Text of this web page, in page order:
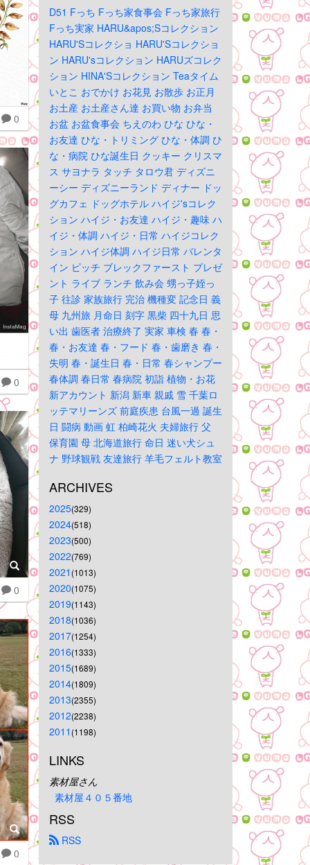
0
0
0
0
D51 Fっち Fっち家食事会 Fっち家旅行
Fっち実家 HARU&apos;Sコレクション
HARU'Sコレクショ HARU'Sコレクショ
ン HARU'sコレクション HARUズコレク
ション HINA'Sコレクション Teaタイム
いとこ おでかけ お花見 お散歩 お正月
お土産 お土産さん達 お買い物 お弁当
お盆 お盆食事会 ちえのわ ひな ひな・
お友達 ひな・トリミング ひな・体調 ひ
な・病院 ひな誕生日 クッキー クリスマ
ス サヨナラ タッチ タロウ君 ディズニ
ーシー ディズニーランド ディナー ドッ
グカフェ ドッグホテル ハイジ'sコレク
ション ハイジ・お友達 ハイジ・趣味 ハ
イジ・体調 ハイジ・日常 ハイジコレク
ション ハイジ体調 ハイジ日常 バレンタ
イン ピッチ ブレックファースト プレゼ
ント ライブ ランチ 飲み会 甥っ子姪っ
子 往診 家族旅行 完治 機種変 記念日 義
母 九州旅 月命日 刻字 黒柴 四十九日 思
い出 歯医者 治療終了 実家 車検 春 春・
春・お友達 春・フード 春・歯磨き 春・
失明 春・誕生日 春・日常 春シャンプー
春体調 春日常 春病院 初詣 植物・お花
新アカウント 新潟 新車 親戚 雪 千葉ロ
ッテマリーンズ 前庭疾患 台風一過 誕生
日 闘病 動画 虹 柏崎花火 夫婦旅行 父
保育園 母 北海道旅行 命日 迷い犬シュ
ナ 野球観戦 友達旅行 羊毛フェルト教室
ARCHIVES
2025(329)
2024(518)
2023(500)
2022(769)
2021 (1013)
2020(1075)
2019(1143)
2018(1036)
2017(1254)
2016(1333)
2015(1689)
2014(1809)
2013(2355)
2012(2238)
2011 (1198)
LINKS
素材屋さん
素材屋４０５番地
RSS
RSS